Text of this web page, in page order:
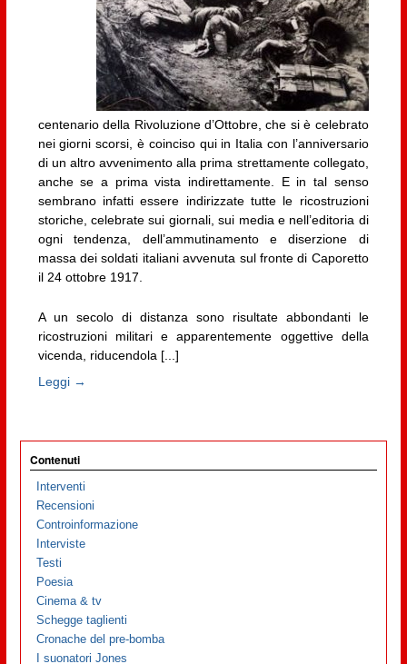
centenario della Rivoluzione d’Ottobre, che si è celebrato
nei giorni scorsi, è coinciso qui in Italia con l’anniversario
di un altro avvenimento alla prima strettamente collegato,
anche se a prima vista indirettamente. E in tal senso
sembrano infatti essere indirizzate tutte le ricostruzioni
storiche, celebrate sui giornali, sui media e nell’editoria di
ogni tendenza, dell’ammutinamento e diserzione di
massa dei soldati italiani avvenuta sul fronte di Caporetto
il 24 ottobre 1917.
A un secolo di distanza sono risultate abbondanti le
ricostruzioni militari e apparentemente oggettive della
vicenda, riducendola [...]
Leggi →
Contenuti
Interventi
Recensioni
Controinformazione
Interviste
Testi
Poesia
Cinema & tv
Schegge taglienti
Cronache del pre-bomba
I suonatori Jones